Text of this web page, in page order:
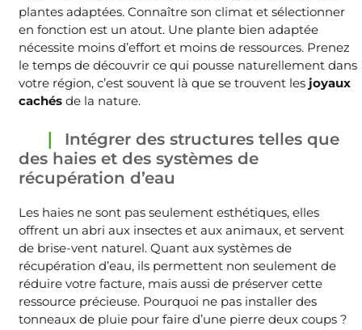
plantes adaptées. Connaître son climat et sélectionner
en fonction est un atout. Une plante bien adaptée
nécessite moins d’effort et moins de ressources. Prenez
le temps de découvrir ce qui pousse naturellement dans
votre région, c’est souvent là que se trouvent les joyaux
cachés de la nature.
Intégrer des structures telles que
des haies et des systèmes de
récupération d’eau
Les haies ne sont pas seulement esthétiques, elles
offrent un abri aux insectes et aux animaux, et servent
de brise-vent naturel. Quant aux systèmes de
récupération d’eau, ils permettent non seulement de
réduire votre facture, mais aussi de préserver cette
ressource précieuse. Pourquoi ne pas installer des
tonneaux de pluie pour faire d’une pierre deux coups ?